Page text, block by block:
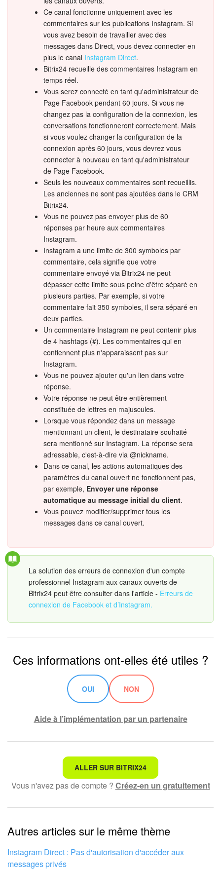
Ce canal fonctionne uniquement avec les
commentaires sur les publications Instagram. Si
vous avez besoin de travailler avec des
messages dans Direct, vous devez connecter en
plus le canal Instagram Direct.
Bitrix24 recueille des commentaires Instagram en
temps réel.
Vous serez connecté en tant qu'administrateur de
Page Facebook pendant 60 jours. Si vous ne
changez pas la configuration de la connexion, les
conversations fonctionneront correctement. Mais
si vous voulez changer la configuration de la
connexion après 60 jours, vous devrez vous
connecter à nouveau en tant qu'administrateur
de Page Facebook.
Seuls les nouveaux commentaires sont recueillis.
Les anciennes ne sont pas ajoutées dans le CRM
Bitrix24.
Vous ne pouvez pas envoyer plus de 60
réponses par heure aux commentaires
Instagram.
Instagram a une limite de 300 symboles par
commentaire, cela signifie que votre
commentaire envoyé via Bitrix24 ne peut
dépasser cette limite sous peine d'être séparé en
plusieurs parties. Par exemple, si votre
commentaire fait 350 symboles, il sera séparé en
deux parties.
Un commentaire Instagram ne peut contenir plus
de 4 hashtags (#). Les commentaires qui en
contiennent plus n'apparaissent pas sur
Instagram.
Vous ne pouvez ajouter qu'un lien dans votre
réponse.
Votre réponse ne peut être entièrement
constituée de lettres en majuscules.
Lorsque vous répondez dans un message
mentionnant un client, le destinataire souhaité
sera mentionné sur Instagram. La réponse sera
adressable, c'est-à-dire via @nickname.
Dans ce canal, les actions automatiques des
paramètres du canal ouvert ne fonctionnent pas,
par exemple, Envoyer une réponse
automatique au message initial du client.
Vous pouvez modifier/supprimer tous les
messages dans ce canal ouvert.
La solution des erreurs de connexion d'un compte
professionnel Instagram aux canaux ouverts de
Bitrix24 peut être consulter dans l'article - Erreurs de
connexion de Facebook et d’Instagram.
Ces informations ont-elles été utiles ?
OUI NON
Aide à l’implémentation par un partenaire
Ce n'est pas ce que je recherche
Texte compliqué et incompréhensible
Les informations sont obsolètes
Trop court, j'ai besoin de plus d'informations
Je n'aime pas comment cet outil fonctionne
ALLER SUR BITRIX24
Vous n'avez pas de compte ? Créez-en un gratuitement
Autres articles sur le même thème
Instagram Direct : Pas d'autorisation d'accéder aux
messages privés